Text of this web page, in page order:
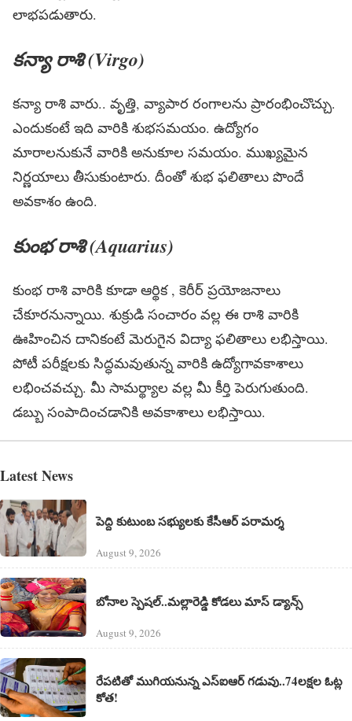
లాభ‌ప‌డుతారు.
కన్యా రాశి (Virgo)
క‌న్యా రాశి వారు.. వృత్తి, వ్యాపార రంగాల‌ను ప్రారంభించొచ్చు.
ఎందుకంటే ఇది వారికి శుభ‌స‌మ‌యం. ఉద్యోగం
మారాల‌నుకునే వారికి అనుకూల స‌మ‌యం. ముఖ్య‌మైన
నిర్ణ‌యాలు తీసుకుంటారు. దీంతో శుభ ఫ‌లితాలు పొందే
అవ‌కాశం ఉంది.
కుంభ రాశి (Aquarius)
కుంభ రాశి వారికి కూడా ఆర్థిక , కెరీర్ ప్రయోజనాలు
చేకూర‌నున్నాయి. శుక్రుడి సంచారం వ‌ల్ల ఈ రాశి వారికి
ఊహించిన దానికంటే మెరుగైన విద్యా ఫలితాలు లభిస్తాయి.
పోటీ పరీక్షలకు సిద్ధమవుతున్న వారికి ఉద్యోగావకాశాలు
లభించవచ్చు. మీ సామర్థ్యాల వల్ల మీ కీర్తి పెరుగుతుంది.
డబ్బు సంపాదించడానికి అవకాశాలు లభిస్తాయి.
Latest News
పెద్ది కుటుంబ సభ్యులకు కేసీఆర్ పరామర్శ
August 9, 2026
బోనాల స్పెషల్..మల్లారెడ్డి కోడలు మాస్ డ్యాన్స్
August 9, 2026
రేపటితో ముగియనున్న ఎస్‌ఐఆర్ గడువు..74లక్షల ఓట్ల
కోత!